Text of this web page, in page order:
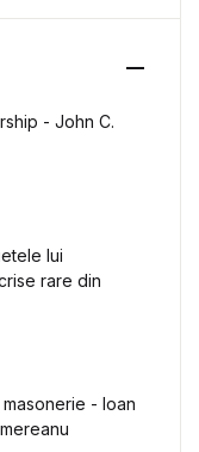
- John C.
lui
rare din
- Ioan